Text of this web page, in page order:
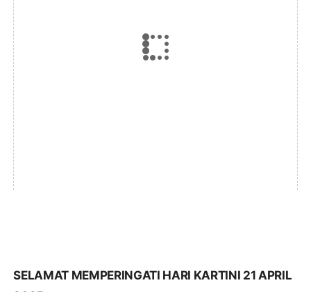
SELAMAT MEMPERINGATI HARI KARTINI 21 APRIL